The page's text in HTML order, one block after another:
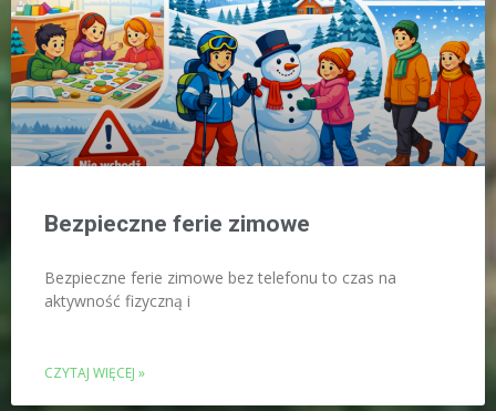
Bezpieczne ferie zimowe
Bezpieczne ferie zimowe bez telefonu to czas na
aktywność fizyczną i
CZYTAJ WIĘCEJ »